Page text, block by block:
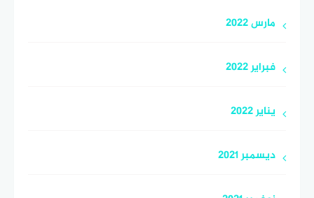
مارس 2022
فبراير 2022
يناير 2022
ديسمبر 2021